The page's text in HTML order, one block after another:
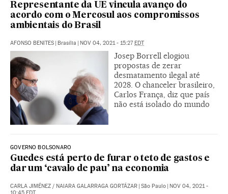
Representante da UE vincula avanço do
acordo com o Mercosul aos compromissos
ambientais do Brasil
AFONSO BENITES | Brasília | NOV 04, 2021 - 15:27EDT
Josep Borrell elogiou
propostas de zerar
desmatamento ilegal até
2028. O chanceler brasileiro,
Carlos França, diz que país
não está isolado do mundo
GOVERNO BOLSONARO
Guedes está perto de furar o teto de gastos e
dar um ‘cavalo de pau’ na economia
CARLA JIMÉNEZ / NAIARA GALARRAGA GORTÁZAR | São Paulo | NOV 04, 2021 -
10:45 EDT